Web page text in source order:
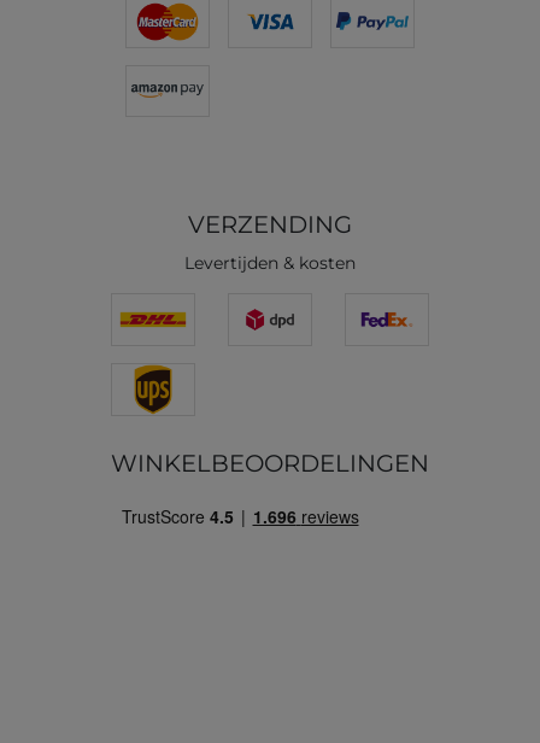
VERZENDING
Levertijden & kosten
WINKELBEOORDELINGEN